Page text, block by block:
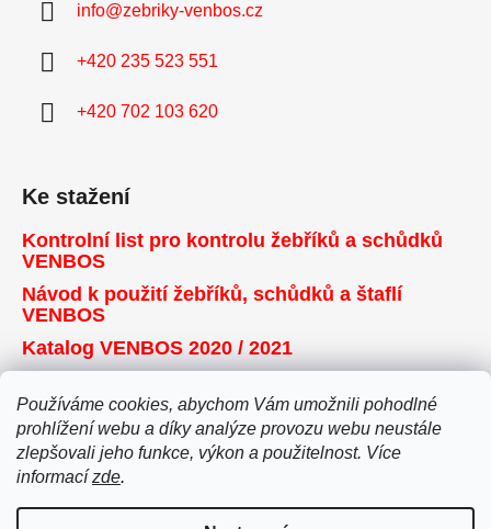
Používáme cookies, abychom Vám umožnili pohodlné
prohlížení webu a díky analýze provozu webu neustále
zlepšovali jeho funkce, výkon a použitelnost. Více
informací zde.
info@zebriky-venbos.cz
+420 235 523 551
+420 702 103 620
Ke stažení
Kontrolní list pro kontrolu žebříků a schůdků
VENBOS
Návod k použití žebříků, schůdků a štaflí
VENBOS
Katalog VENBOS 2020 / 2021
Přijímáme online platby